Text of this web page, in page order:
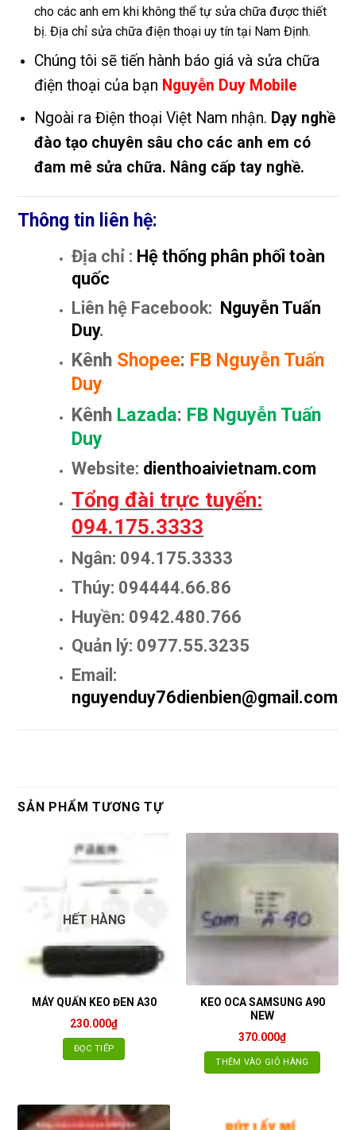
cho các anh em khi không thể tự sửa chữa được thiết
bị. Địa chỉ sửa chữa điện thoại uy tín tại Nam Định.
Chúng tôi sẽ tiến hành báo giá và sửa chữa
điện thoại của bạn Nguyễn Duy Mobile
Ngoài ra Điện thoại Việt Nam nhận. Dạy nghề
đào tạo chuyên sâu cho các anh em có
đam mê sửa chữa. Nâng cấp tay nghề.
Thông tin liên hệ:
Địa chỉ : Hệ thống phân phối toàn
quốc
Liên hệ Facebook: Nguyễn Tuấn
Duy.
Kênh Shopee: FB Nguyễn Tuấn
Duy
Kênh Lazada: FB Nguyễn Tuấn
Duy
Website: dienthoaivietnam.com
Tổng đài trực tuyến:
094.175.3333
Ngân: 094.175.3333
Thúy: 094444.66.86
Huyền: 0942.480.766
Quản lý: 0977.55.3235
Email:
nguyenduy76dienbien@gmail.com
SẢN PHẨM TƯƠNG TỰ
HẾT HÀNG
MÁY QUẤN KEO ĐEN A30
230.000₫
ĐỌC TIẾP
KEO OCA SAMSUNG A90
NEW
370.000₫
THÊM VÀO GIỎ HÀNG